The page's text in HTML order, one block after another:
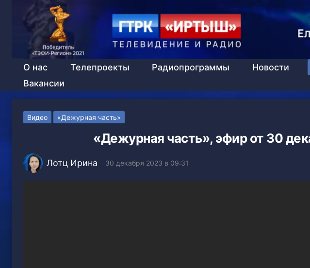
О нас Телепроекты Радиопрограммы Новости
Вакансии
Видео «Дежурная часть»
«Дежурная часть», эфир от 30
Лотц Ирина 30 декабря 2023 в 09:31